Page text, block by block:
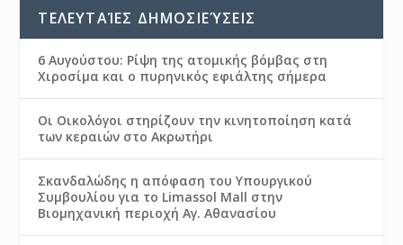
ΤΕΛΕΥΤΑΊΕΣ ΔΗΜΟΣΙΕΎΣΕΙΣ
6 Αυγούστου: Ρίψη της ατομικής βόμβας στη
Χιροσίμα και ο πυρηνικός εφιάλτης σήμερα
Οι Οικολόγοι στηρίζουν την κινητοποίηση κατά
των κεραιών στο Ακρωτήρι
Σκανδαλώδης η απόφαση του Υπουργικού
Συμβουλίου για το Limassol Mall στην
Βιομηχανική περιοχή Αγ. Αθανασίου